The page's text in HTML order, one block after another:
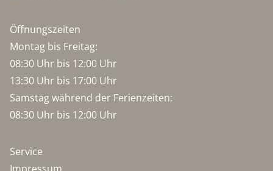
Öffnungszeiten
Montag bis Freitag:
08:30 Uhr bis 12:00 Uhr
13:30 Uhr bis 17:00 Uhr
Samstag während der Ferienzeiten:
08:30 Uhr bis 12:00 Uhr
Service
Impressum